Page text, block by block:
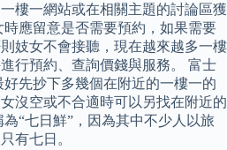
樓一網站或在相關主題的討論區獲
應留意是否需要預約，如果需要
妓女不會接聽，現在越來越多一樓
行預約、查詢價錢與服務。 富士
先抄下多幾個在附近的一樓一的
沒空或不合適時可以另找在附近的
“七日鮮”，因為其中不少人以旅
有七日。